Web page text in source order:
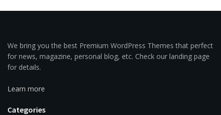
We bring you the best Premium WordPress Themes that perfect
for news, magazine, personal blog, etc. Check our landing page
for details.
Learn more
Categories